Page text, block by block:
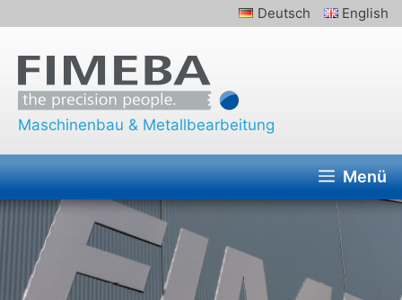
Inhalt
springen
Deutsch English
Maschinenbau & Metallbearbeitung
Menü